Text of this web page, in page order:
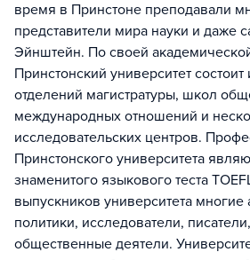
время в Принстоне преподавали
представители мира науки и даже
Эйнштейн. По своей
Принстонский университет
отделений магистратуры, школ
международных отношений и
исследовательских центров.
Принстонского университета
знаменитого языкового теста
выпускников университета
политики, исследователи,
общественные деятели.